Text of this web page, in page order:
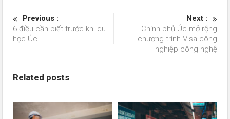
Previous :
6 điều cần biết trước khi du
học Úc
Next :
Chính phủ Úc mở rộng
chương trình Visa công
nghiệp công nghệ
Related posts